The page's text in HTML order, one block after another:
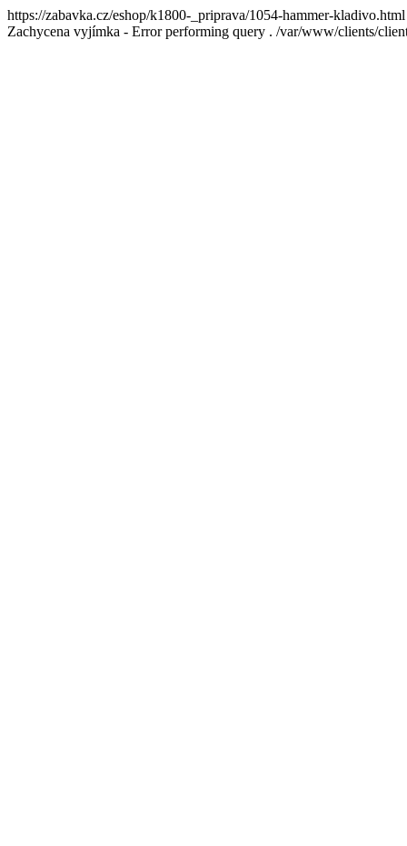
https://zabavka.cz/eshop/k1800-_priprava/1054-hammer-kladivo.html
Zachycena vyjímka - Error performing query . /var/www/clients/